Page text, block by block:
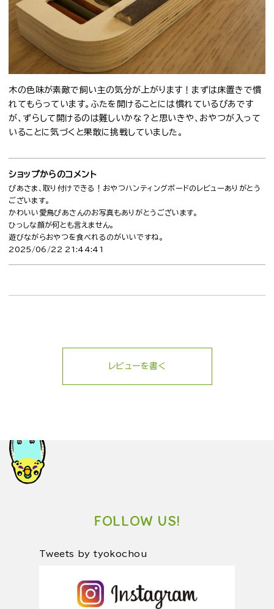
木の色味が素敵で飼い主の気分が上がります！まずは床置きで慣
れてもらっています。ふたを開けることには慣れているぴあです
が、ずらして開けるのは難しいかな？と思いきや、おやつが入って
いることに気づくと果敢に挑戦していました。
ショップからのコメント
ぴあさま、取り付けできる！おやつハンティングボードのレビューありがとう
ございます。
かわいい愛鳥ぴあさんのお写真もありがとうございます。
ひっしな顔が何とも言えません。
遊びながらおやつを食べれるのがいいですね。
2025/06/22 21:44:41
レビューを書く
FOLLOW US!
Tweets by tyokochou